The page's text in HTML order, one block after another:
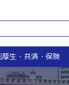
販
厚生・共済・保険
ト・セミナー
書・申請